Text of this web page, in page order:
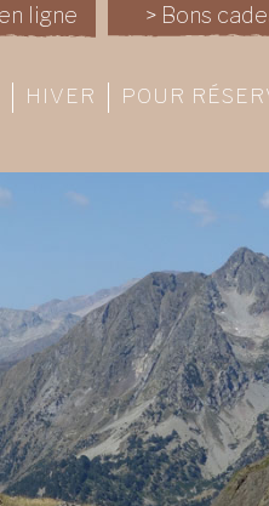
ligne > Bons
HIVER POUR